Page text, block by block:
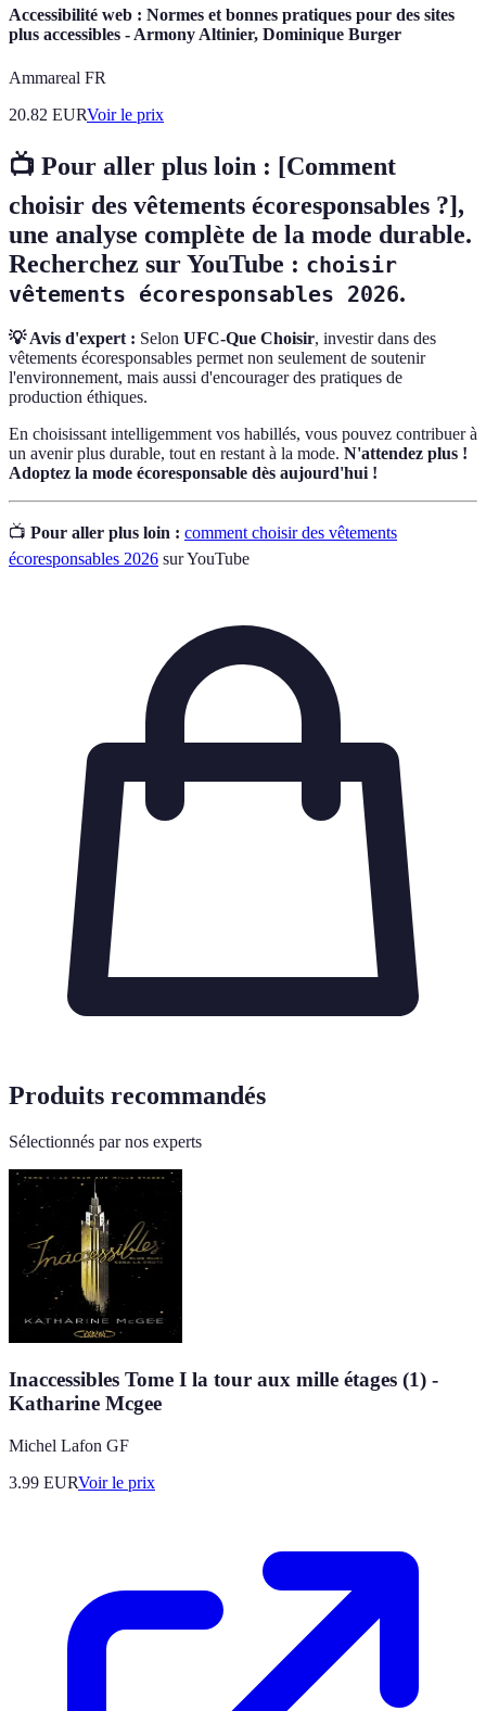
Accessibilité web : Normes et bonnes pratiques pour des sites
plus accessibles - Armony Altinier, Dominique Burger
Ammareal FR
20.82 EURVoir le prix
📺 Pour aller plus loin : [Comment
choisir des vêtements écoresponsables ?],
une analyse complète de la mode durable.
Recherchez sur YouTube : choisir
vêtements écoresponsables 2026.
💡 Avis d'expert : Selon UFC-Que Choisir, investir dans des
vêtements écoresponsables permet non seulement de soutenir
l'environnement, mais aussi d'encourager des pratiques de
production éthiques.
En choisissant intelligemment vos habillés, vous pouvez contribuer à
un avenir plus durable, tout en restant à la mode. N'attendez plus !
Adoptez la mode écoresponsable dès aujourd'hui !
📺 Pour aller plus loin : comment choisir des vêtements
écoresponsables 2026 sur YouTube
Produits recommandés
Sélectionnés par nos experts
Inaccessibles Tome I la tour aux mille étages (1) -
Katharine Mcgee
Michel Lafon GF
3.99 EURVoir le prix